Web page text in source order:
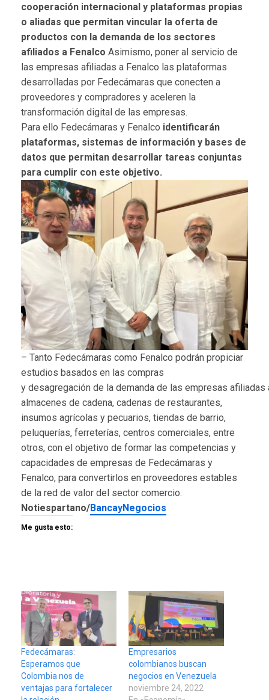
cooperación internacional y plataformas propias
o aliadas que permitan vincular la oferta de
productos con la demanda de los sectores
afiliados a Fenalco Asimismo, poner al servicio de
las empresas afiliadas a Fenalco las plataformas
desarrolladas por Fedecámaras que conecten a
proveedores y compradores y aceleren la
transformación digital de las empresas.
Para ello Fedecámaras y Fenalco identificarán
plataformas, sistemas de información y bases de
datos que permitan desarrollar tareas conjuntas
para cumplir con este objetivo.
– Tanto Fedecámaras como Fenalco podrán propiciar
estudios basados en las compras
y desagregación de la demanda de las empresas afi liadas
almacenes de cadena, cadenas de restaurantes,
insumos agrícolas y pecuarios, tiendas de barrio,
peluquerías, ferreterías, centros comerciales, entre
otros, con el objetivo de formar las competencias y
capacidades de empresas de Fedecámaras y
Fenalco, para convertirlos en proveedores estables
de la red de valor del sector comercio.
Notiespartano/BancayNegocios
Me gusta esto:
Fedecámaras:
Esperamos que
Colombia nos de
ventajas para fortalecer
Empresarios
colombianos buscan
negocios en Venezuela
noviembre 24, 2022